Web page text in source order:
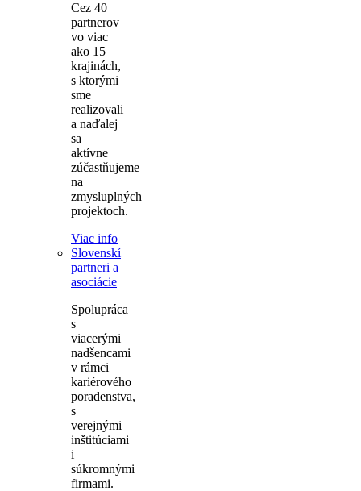
Cez 40
partnerov
vo viac
ako 15
krajinách,
s ktorými
sme
realizovali
a naďalej
sa
aktívne
zúčastňujeme
na
zmysluplných
projektoch.
Viac info
Slovenskí
partneri a
asociácie
Spolupráca
s
viacerými
nadšencami
v rámci
kariérového
poradenstva,
s
verejnými
inštitúciami
i
súkromnými
firmami.